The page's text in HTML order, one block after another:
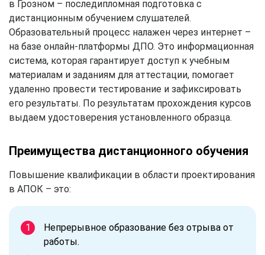
в Грозном – последипломная подготовка с
дистанционным обучением слушателей.
Образовательный процесс налажен через интернет –
на базе онлайн-платформы ДПО. Это информационная
система, которая гарантирует доступ к учебным
материалам и заданиям для аттестации, помогает
удаленно провести тестирование и зафиксировать
его результаты. По результатам прохождения курсов
выдаем удостоверения установленного образца.
Преимущества дистанционного обучения
Повышение квалификации в области проектирования
в АПОК – это:
Непрерывное образование без отрыва от
работы.